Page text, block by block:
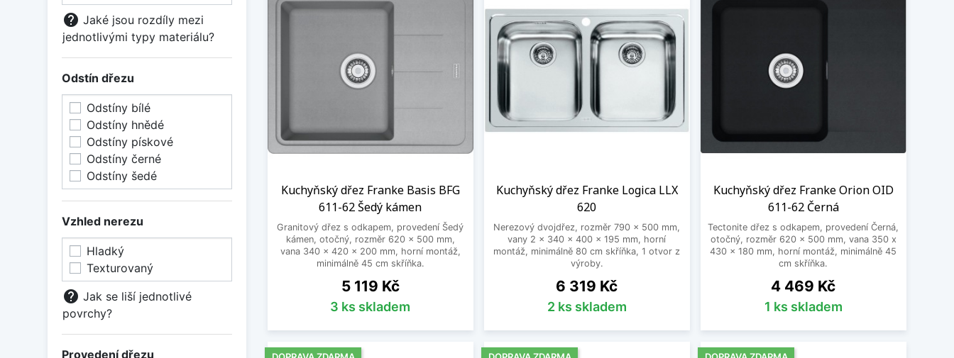
help Jaké jsou rozdíly mezi
jednotlivými typy materiálu?
Odstín dřezu
Odstíny bílé
Odstíny hnědé
Odstíny pískové
Odstíny černé
Odstíny šedé
Vzhled nerezu
Hladký
Texturovaný
help Jak se liší jednotlivé
povrchy?
Provedení dřezu
Při výběru nového kuchyňského dřezu se určitě nevyplatí zohlednit pouze cenu. Naopak, podezřele nízká částka
by vás měla od nákupu spíše odradit, protože se ve většině případů jedná o výrobky pochybné kvality, které
během krátkého času budete muset vyměnit za nové.
kuchyňské dřezy levně
. Naše cena však nikdy není nízká na úkor kvality!
Kuchyňský dřez Franke Basis BFG
611-62 Šedý kámen
Granitový dřez s odkapem, provedení Šedý
kámen, otočný, rozměr 620 x 500 mm,
vana 340 x 420 x 200 mm, horní montáž,
minimálně 45 cm skříňka.
Cena
5 119 Kč
3 ks skladem
Kuchyňský dřez Franke Logica LLX
620
Nerezový dvojdřez, rozměr 790 x 500 mm,
vany 2 x 340 x 400 x 195 mm, horní
montáž, minimálně 80 cm skříňka, 1 otvor z
výroby.
Cena
6 319 Kč
2 ks skladem
Kuchyňský dřez Franke Orion OID
611-62 Černá
Tectonite dřez s odkapem, provedení Černá,
otočný, rozměr 620 x 500 mm, vana 350 x
430 x 180 mm, horní montáž, minimálně 45
cm skříňka.
Cena
4 469 Kč
1 ks skladem